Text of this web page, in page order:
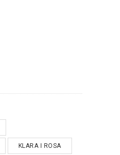
KLARA I ROSA